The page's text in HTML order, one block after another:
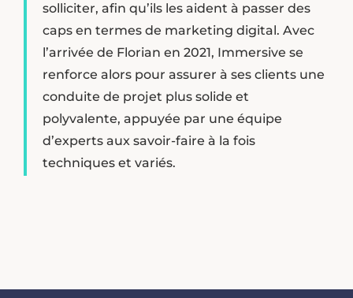
solliciter, afin qu’ils les aident à passer des
caps en termes de marketing digital. Avec
l’arrivée de Florian en 2021, Immersive se
renforce alors pour assurer à ses clients une
conduite de projet plus solide et
polyvalente, appuyée par une équipe
d’experts aux savoir-faire à la fois
techniques et variés.